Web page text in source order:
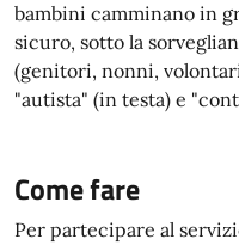
bambini camminano in
sicuro, sotto la
(genitori, nonni,
"autista" (in testa) e
Come fare
Per partecipare al